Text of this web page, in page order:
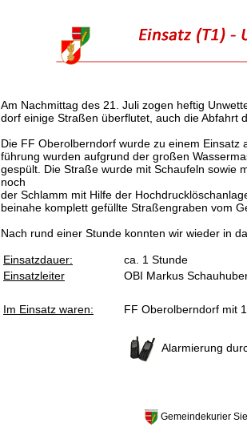
Am Nachmittag des 21. Juli zogen heftig
dorf einige Straßen überflutet, auch die Abfahrt
Die FF Oberolberndorf wurde zu einem
führung wurden aufgrund der großen
gespült. Die Straße wurde mit Schaufeln sowie
noch
der Schlamm mit Hilfe der
beinahe komplett gefüllte Straßengraben vom
Nach rund einer Stunde konnten wir wieder in
Einsatzdauer:
ca. 1 Stunde
Einsatzleiter
OBI Markus
Im Einsatz waren: FF Oberolberndorf mit
Alarmierung
Gemeindekurier